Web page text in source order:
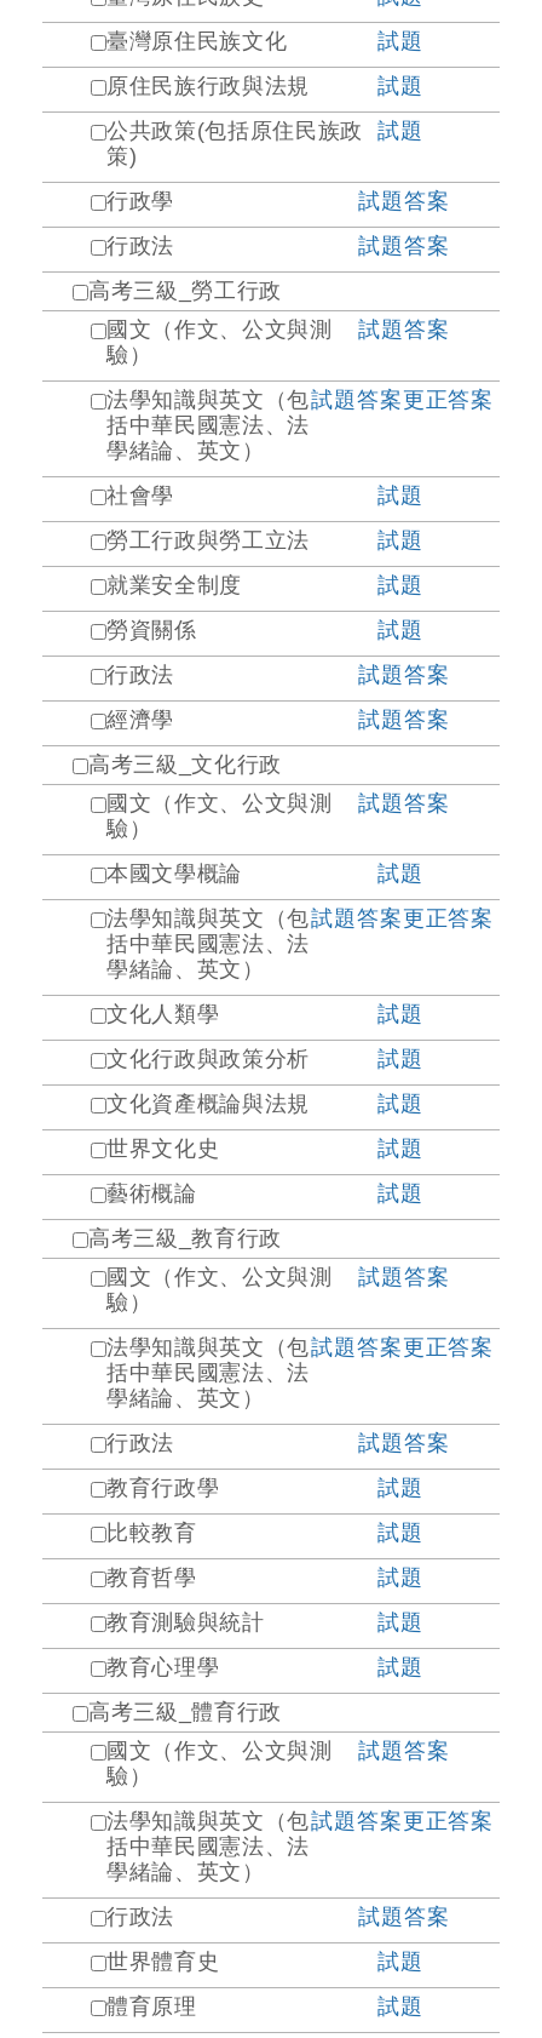
臺灣原住民族文化
試題
原住民族行政與法規
試題
公共政策(包括原住民族政
策)
試題
行政學 試題答案
行政法
試題答案
高考三級_勞工行政
國文（作文、公文與測
驗）
試題答案
法學知識與英文（包
括中華民國憲法、法
學緒論、英文）
試題答案更正答案
社會學
試題
勞工行政與勞工立法
試題
就業安全制度
試題
勞資關係
試題
行政法
試題答案
經濟學
試題答案
高考三級_文化行政
國文（作文、公文與測
驗）
試題答案
本國文學概論
試題
法學知識與英文（包
括中華民國憲法、法
學緒論、英文）
試題答案更正答案
文化人類學
試題
文化行政與政策分析
試題
文化資產概論與法規
試題
世界文化史
試題
藝術概論
試題
高考三級_教育行政
國文（作文、公文與測
驗）
試題答案
法學知識與英文（包
括中華民國憲法、法
學緒論、英文）
試題答案更正答案
行政法 試題答案
教育行政學
試題
比較教育
試題
教育哲學
試題
教育測驗與統計
試題
教育心理學
試題
高考三級_體育行政
國文（作文、公文與測
驗）
試題答案
法學知識與英文（包
括中華民國憲法、法
學緒論、英文）
試題答案更正答案
行政法 試題答案
世界體育史
試題
體育原理
試題